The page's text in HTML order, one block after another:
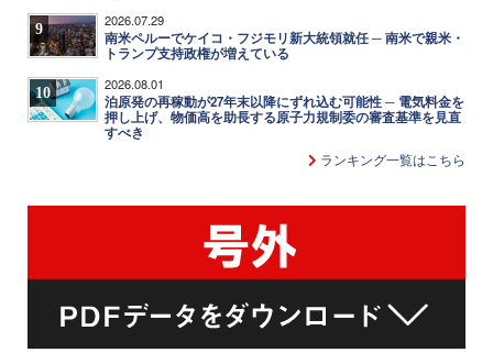
9 2026.07.29
南米ペルーでケイコ・フジモリ新大統領就任 ─ 南米で親米・
トランプ支持政権が増えている
10 2026.08.01
泊原発の再稼動が27年末以降にずれ込む可能性 ─ 電気料金を
押し上げ、物価高を助長する原子力規制委の審査基準を見直
すべき
ランキング一覧はこちら